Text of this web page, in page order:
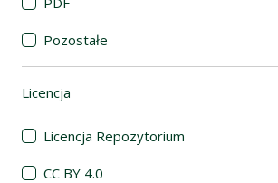
Pozostałe
Licencja
Licencja Repozytorium
CC BY 4.0